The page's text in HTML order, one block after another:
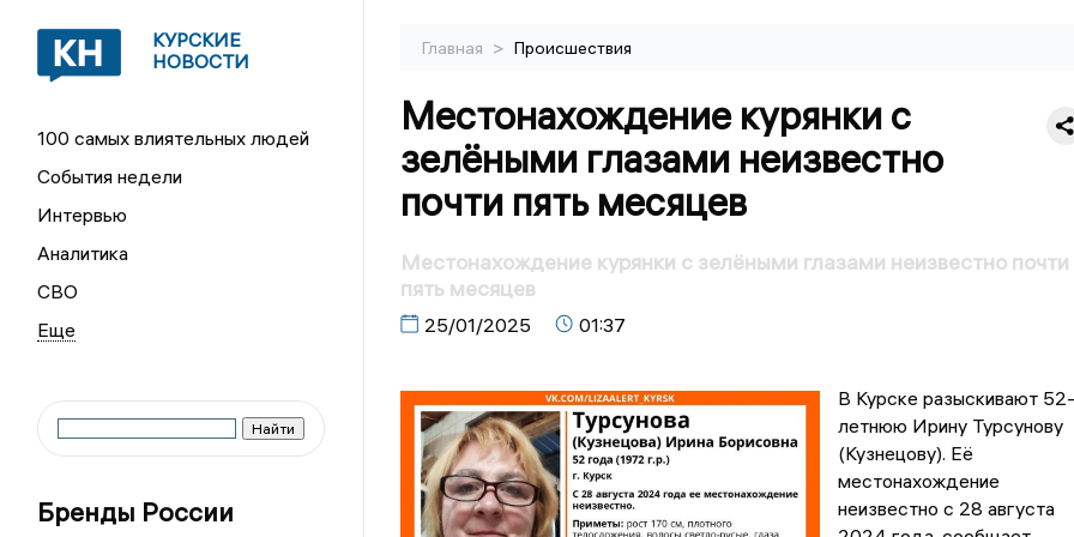
КУРСКИЕ
НОВОСТИ
100 самых влиятельных людей
События недели
Интервью
Аналитика
СВО
Бренды России
Главная > Происшествия
Местонахождение курянки с
зелёными глазами неизвестно
почти пять месяцев
Местонахождение курянки с зелёными глазами неизвестно почти
пять месяцев
25/01/2025 01:37
В Курске разыскивают 52-
летнюю Ирину Турсунову
(Кузнецову). Её
местонахождение
неизвестно с 28 августа